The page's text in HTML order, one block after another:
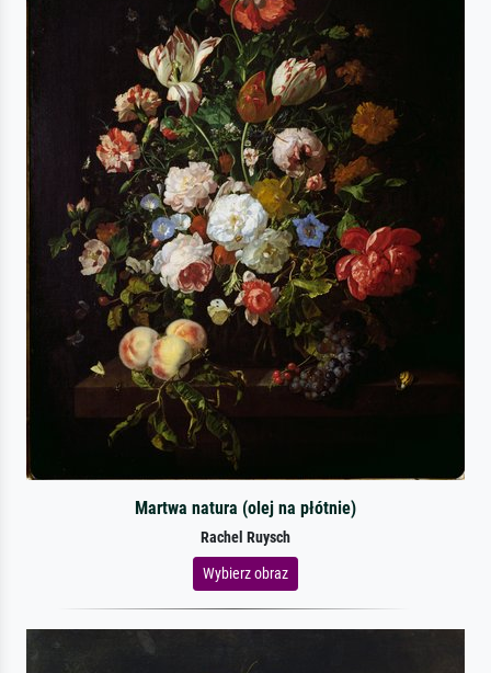
Martwa natura (olej na płótnie)
Rachel Ruysch
Wybierz obraz